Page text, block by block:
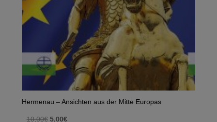
Hermenau – Ansichten aus der Mitte Europas
10,00€ Ursprünglicher
5,00€Aktueller